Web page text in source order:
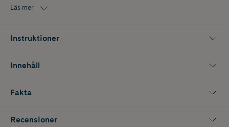
läpplooks. Vegansk formula utan ingredienser av animaliskt ursprung.
Läs mer
Instruktioner
Innehåll
Fakta
Recensioner